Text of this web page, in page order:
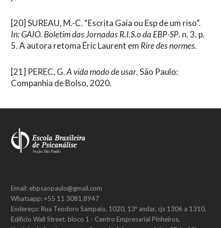
[20] SUREAU, M.-C. “Escrita Gaia ou Esp de um riso”.
In: GAIO. Boletim das Jornadas R.I.S.o da EBP-SP. n. 3, p.
5. A autora retoma Éric Laurent em Rire des normes.
[21] PEREC, G.A vida modo de usar. São Paulo:
Companhia de Bolso, 2020.
Email: ebpsaopaulo@gmail.com
Whatsapp: +55 11 3081.8947
Endereço: Rua Teodoro Sampaio, 1020, 13º andar, cjs 1306 a 1310,
Edifício Wall Street. bloco 1 - Centro Empresarial Pinheiros.